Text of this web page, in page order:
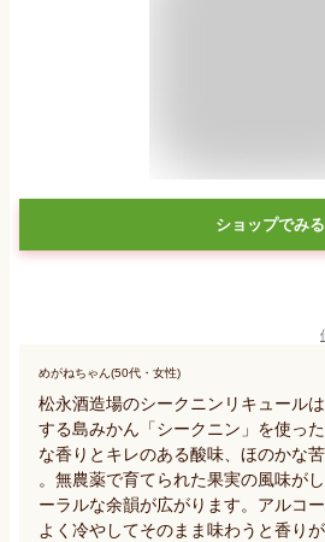
ショップでみる
めがねちゃん(50代・女性)
松永酒造場のシークニンリキュール
する島みかん「シークニン」を使っ
な香りとキレのある酸味、ほのかな
。無農薬で育てられた果実の風味が
ーラルな余韻が広がります。アルコ
よく冷やしてそのまま味わうと香り